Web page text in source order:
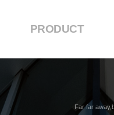
PRODUCT
Far far